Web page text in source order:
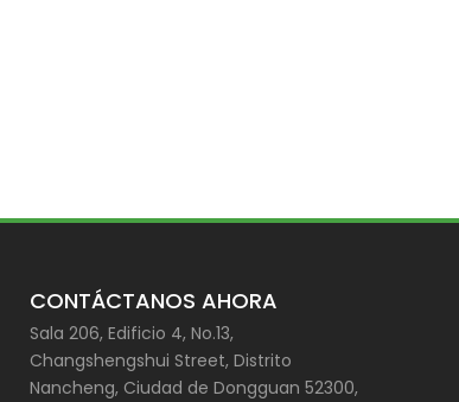
CONTÁCTANOS AHORA
Sala 206, Edificio 4, No.13,
Changshengshui Street, Distrito
Nancheng, Ciudad de Dongguan 52300,